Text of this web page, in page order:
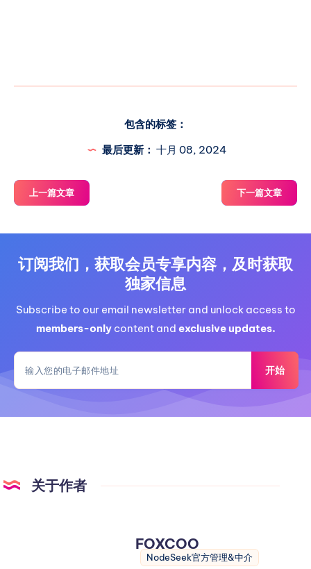
包含的标签：
最后更新： 十月 08, 2024
上一篇文章 下一篇文章
订阅我们，获取会员专享内容，及时获取
独家信息
Subscribe to our email newsletter and unlock access to
members-onlycontent and exclusive updates.
开始
关于作者
FOXCOO
NodeSeek官方管理&中介